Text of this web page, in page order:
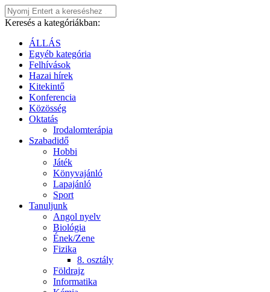
Keresés a kategóriákban:
ÁLLÁS
Egyéb kategória
Felhívások
Hazai hírek
Kitekintő
Konferencia
Közösség
Oktatás
Irodalomterápia
Szabadidő
Hobbi
Játék
Könyvajánló
Lapajánló
Sport
Tanuljunk
Angol nyelv
Biológia
Ének/Zene
Fizika
8. osztály
Földrajz
Informatika